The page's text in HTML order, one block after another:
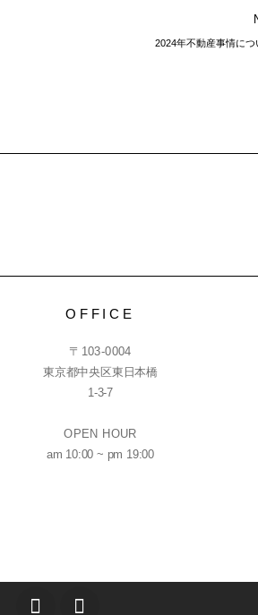
2024年不動産事情につ
OFFICE
〒103-0004
東京都中央区東日本橋
1-3-7
OPEN HOUR
am 10:00 ~ pm 19:00
T
I